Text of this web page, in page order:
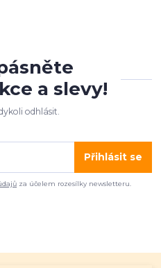
a slevy!
odhlásit.
Přihlásit se
za účelem rozesílky newsletteru.